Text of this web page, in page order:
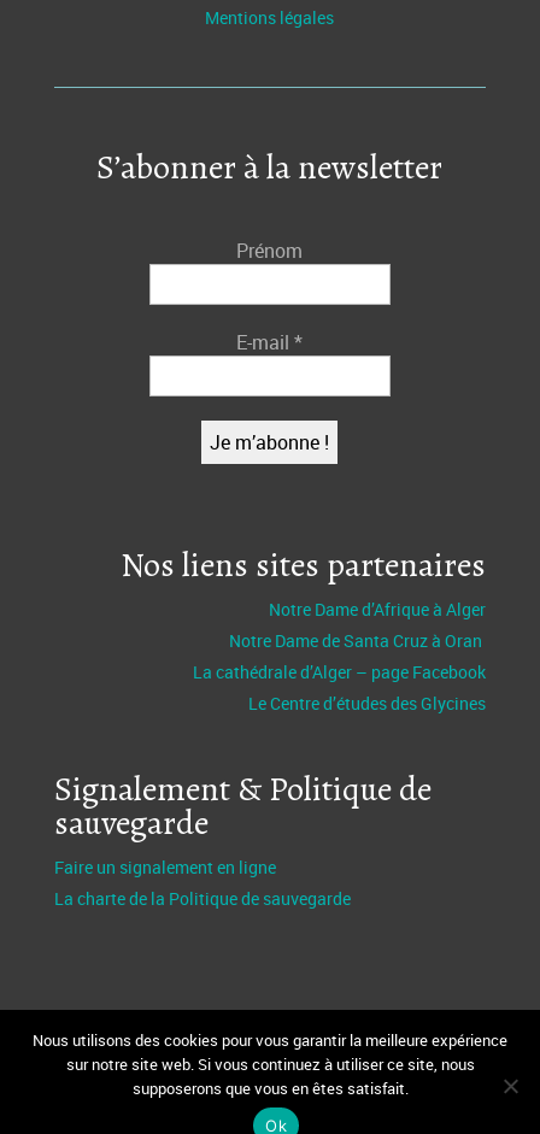
Mentions légales
S’abonner à la newsletter
Prénom
E-mail*
Nos liens sites partenaires
Notre Dame d’Afrique à Alger
Notre Dame de Santa Cruz à Oran
La cathédrale d’Alger – page Facebook
Le Centre d’études des Glycines
Signalement & Politique de
sauvegarde
Faire un signalement en ligne
La charte de la Politique de sauvegarde
Design et réalisation Fabio BertagninFBServices.fr
MoïseKouman
Nous utilisons des cookies pour vous garantir la meilleure expérience
sur notre site web. Si vous continuez à utiliser ce site, nous
supposerons que vous en êtes satisfait.
Ok